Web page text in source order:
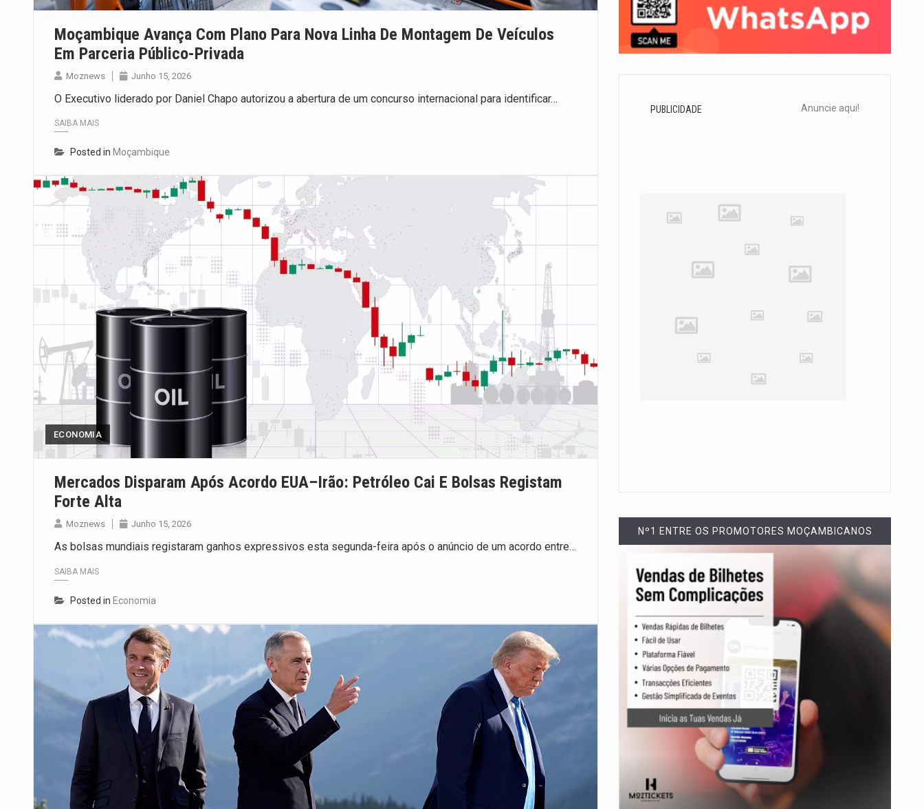
Moçambique Avança Com Plano Para Nova Linha De Montagem De Veículos
Em Parceria Público-Privada
Moznews Junho 15, 2026
O Executivo liderado por Daniel Chapo autorizou a abertura de um concurso internacional para identificar…
SAIBA MAIS
Posted in Moçambique
ECONOMIA
Mercados Disparam Após Acordo EUA–Irão: Petróleo Cai E Bolsas Registam
Forte Alta
Moznews Junho 15, 2026
As bolsas mundiais registaram ganhos expressivos esta segunda-feira após o anúncio de um acordo entre…
SAIBA MAIS
Posted in Economia
PUBLICIDADE Anuncie aqui!
Nº1 ENTRE OS PROMOTORES MOÇAMBICANOS